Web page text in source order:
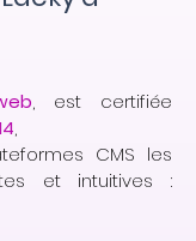
, est certifiée
,
CMS les
et intuitives :